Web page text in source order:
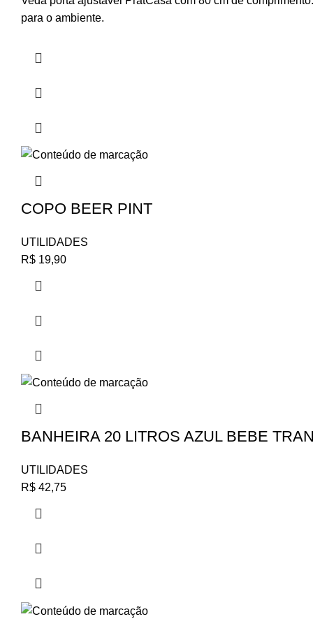
para o ambiente.
COPO BEER PINT
UTILIDADES
R$ 19,90
BANHEIRA 20 LITROS AZUL BEBE
UTILIDADES
R$ 42,75